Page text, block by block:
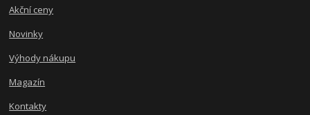
Akční ceny
Novinky
Výhody nákupu
Magazín
Kontakty